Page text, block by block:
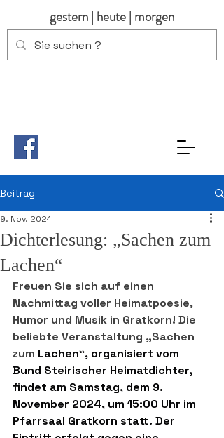
gestern | heute | morgen
Beitrag
Dichterlesung: „Sachen zum
Lachen“
9. Nov. 2024
Freuen Sie sich auf einen
Nachmittag voller Heimatpoesie,
Humor und Musik in Gratkorn! Die
beliebte Veranstaltung „Sachen
zum Lachen“, organisiert vom
Bund Steirischer Heimatdichter,
findet am Samstag, dem 9.
November 2024, um 15:00 Uhr im
Pfarrsaal Gratkorn statt. Der